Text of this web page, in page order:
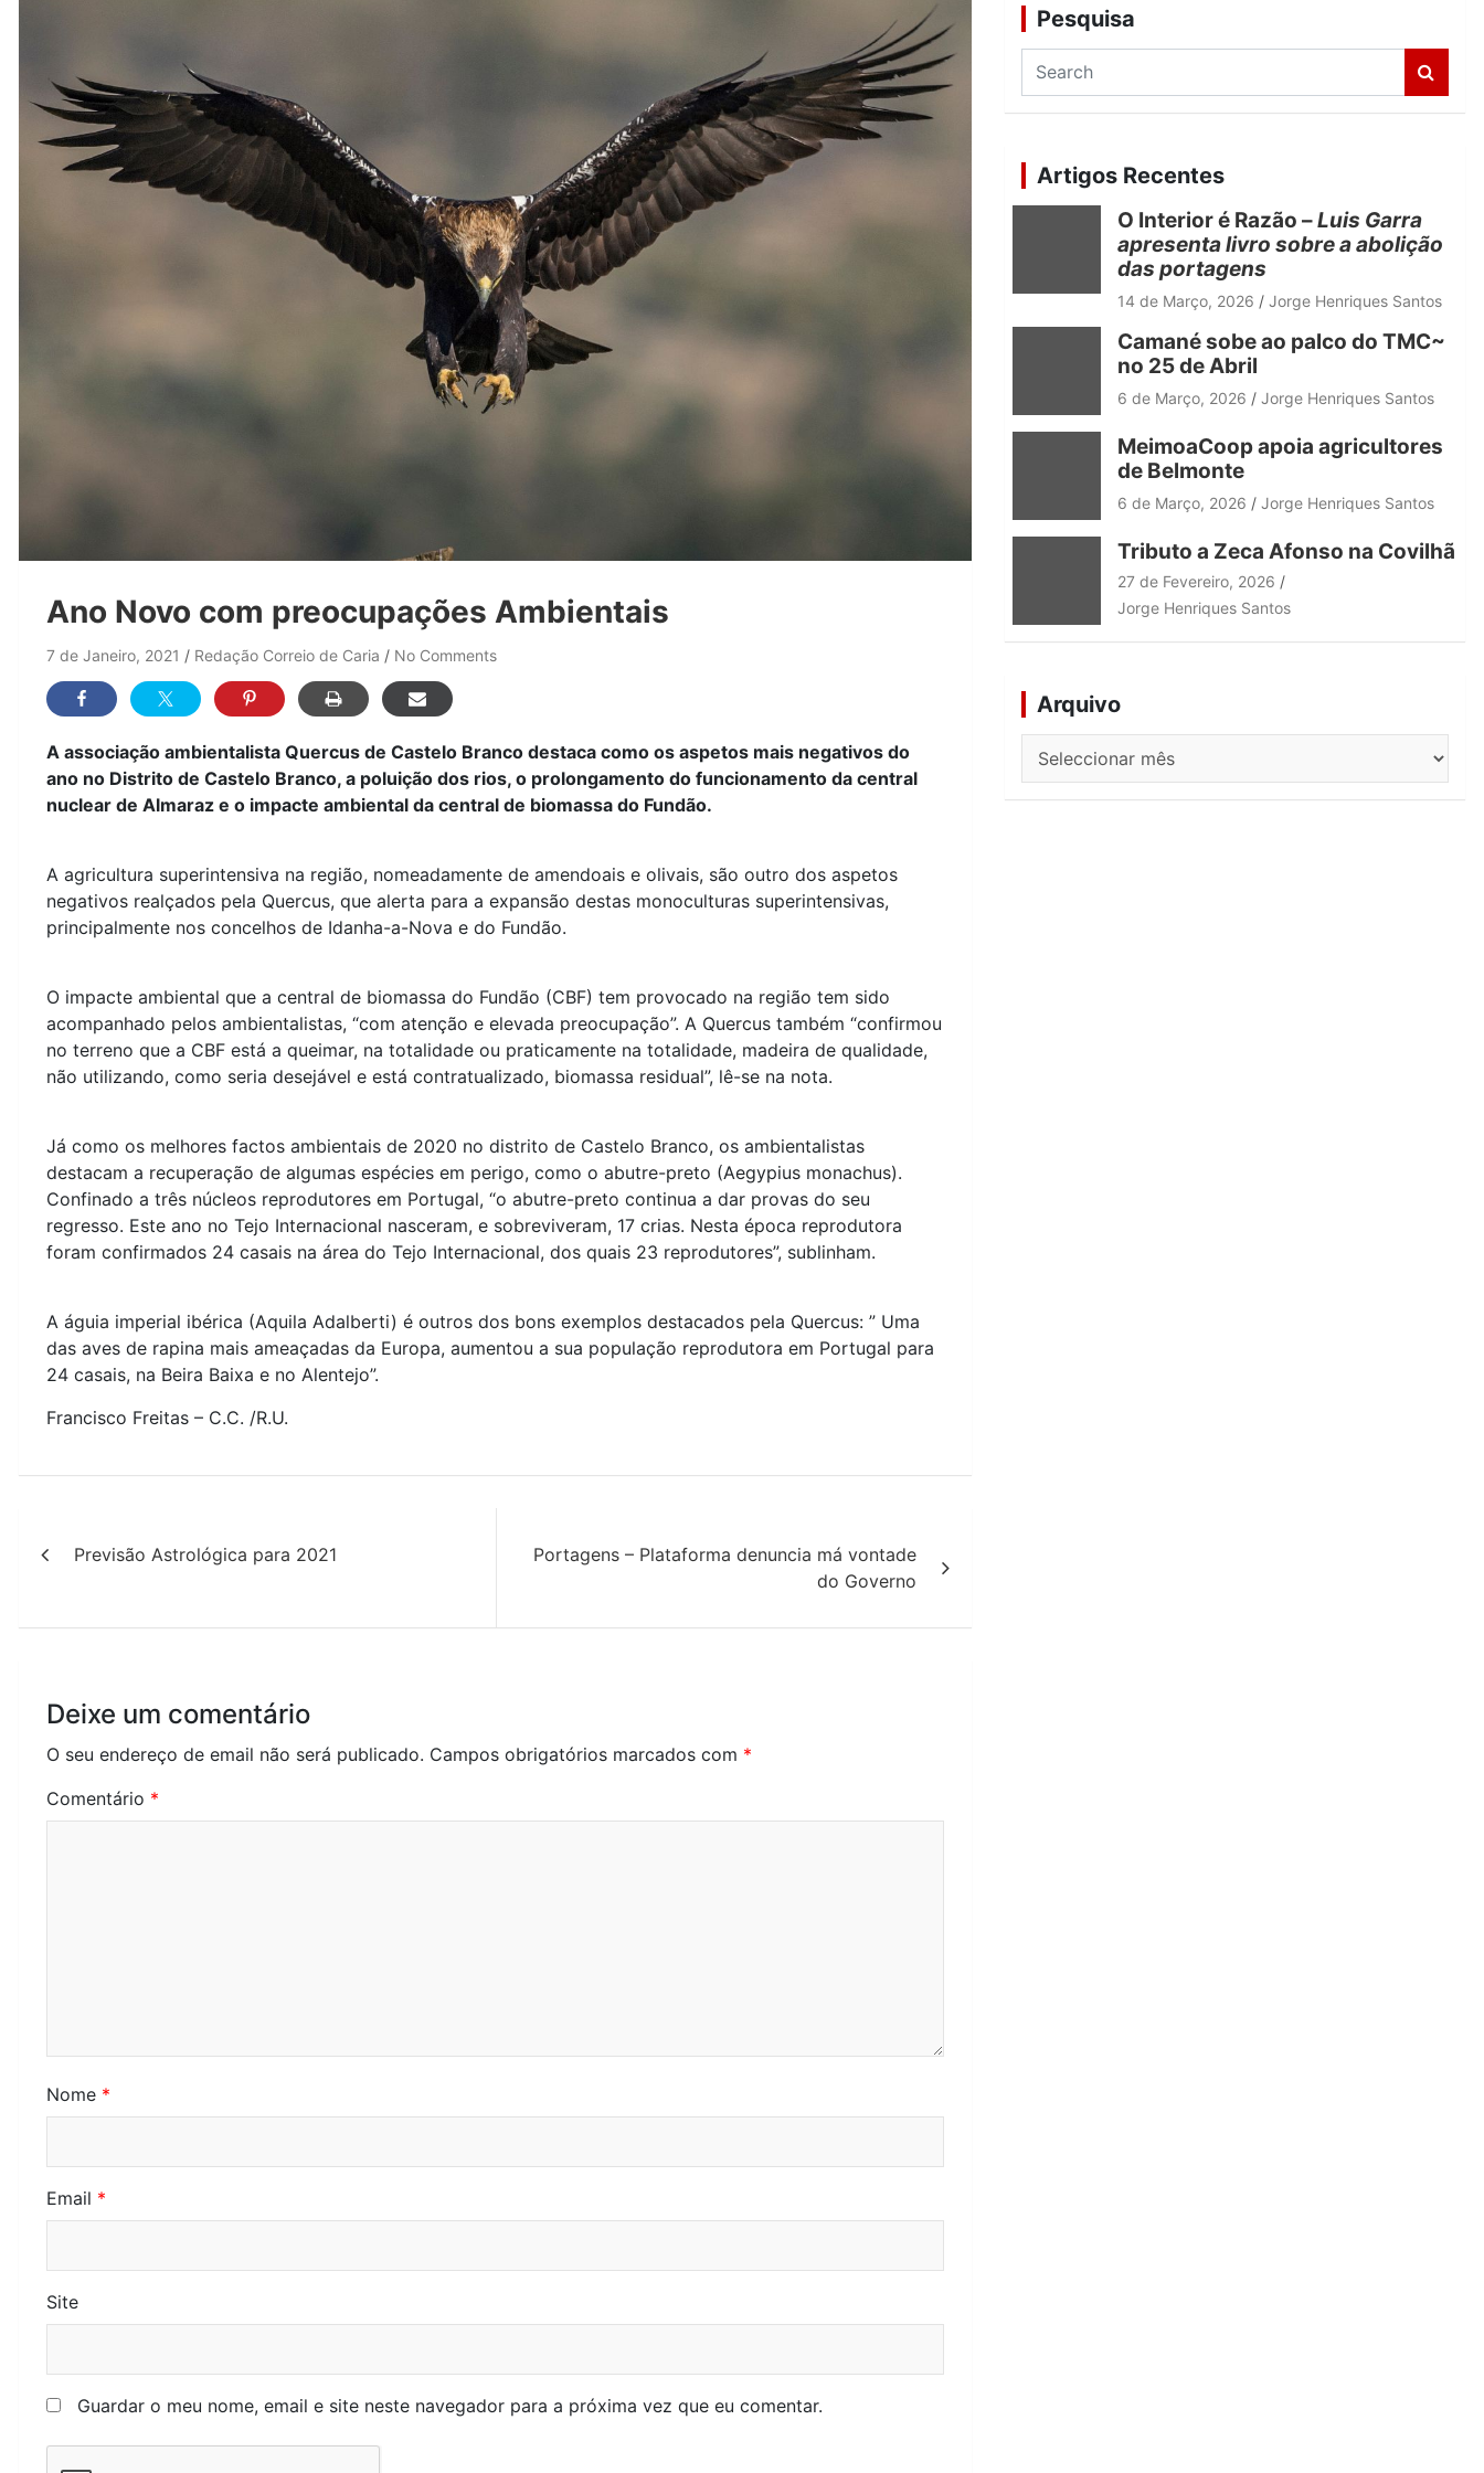
Ano Novo com preocupações Ambientais
7 de Janeiro, 2021 Redação Correio de Caria No Comments
A associação ambientalista Quercus de Castelo Branco destaca como os aspetos mais negativos do
ano no Distrito de Castelo Branco, a poluição dos rios, o prolongamento do funcionamento da central
nuclear de Almaraz e o impacte ambiental da central de biomassa do Fundão.
A agricultura superintensiva na região, nomeadamente de amendoais e olivais, são outro dos aspetos
negativos realçados pela Quercus, que alerta para a expansão destas monoculturas superintensivas,
principalmente nos concelhos de Idanha-a-Nova e do Fundão.
O impacte ambiental que a central de biomassa do Fundão (CBF) tem provocado na região tem sido
acompanhado pelos ambientalistas, “com atenção e elevada preocupação”. A Quercus também “confirmou
no terreno que a CBF está a queimar, na totalidade ou praticamente na totalidade, madeira de qualidade,
não utilizando, como seria desejável e está contratualizado, biomassa residual”, lê-se na nota.
Já como os melhores factos ambientais de 2020 no distrito de Castelo Branco, os ambientalistas
destacam a recuperação de algumas espécies em perigo, como o abutre-preto (Aegypius monachus).
Confinado a três núcleos reprodutores em Portugal, “o abutre-preto continua a dar provas do seu
regresso. Este ano no Tejo Internacional nasceram, e sobreviveram, 17 crias. Nesta época reprodutora
foram confirmados 24 casais na área do Tejo Internacional, dos quais 23 reprodutores”, sublinham.
A águia imperial ibérica (Aquila Adalberti) é outros dos bons exemplos destacados pela Quercus: ” Uma
das aves de rapina mais ameaçadas da Europa, aumentou a sua população reprodutora em Portugal para
24 casais, na Beira Baixa e no Alentejo”.
Francisco Freitas – C.C. /R.U.
de
Previsão Astrológica para 2021
Portagens – Plataforma denuncia má vontade
do Governo
Deixe um comentário
O seu endereço de email não será publicado. Campos obrigatórios marcados com *
Comentário *
Nome *
Email *
Site
Guardar o meu nome, email e site neste navegador para a próxima vez que eu comentar.
Pesquisa
a
c
h
Artigos Recentes
O Interior é Razão –Luis Garra
apresenta livro sobre a abolição
das portagens
14 de Março, 2026 Jorge Henriques Santos
Camané sobe ao palco do TMC~
no 25 de Abril
6 de Março, 2026 Jorge Henriques Santos
MeimoaCoop apoia agricultores
de Belmonte
6 de Março, 2026 Jorge Henriques Santos
Tributo a Zeca Afonso na Covilhã
27 de Fevereiro, 2026
Jorge Henriques Santos
Arquivo